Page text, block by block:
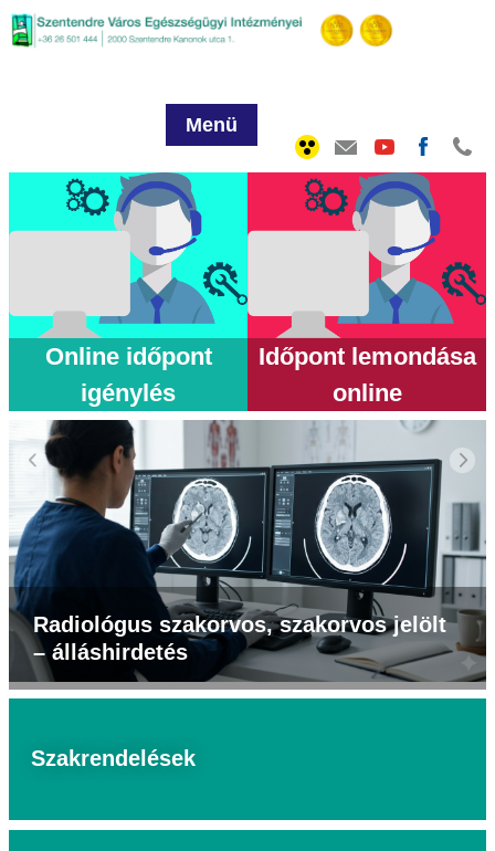
Menü
Online időpont
igénylés
Időpont lemondása
online
Radiológus szakorvos, szakorvos jelölt
– álláshirdetés
Szakrendelések